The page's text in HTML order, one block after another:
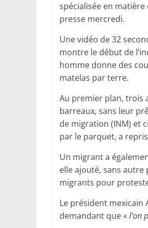
spécialisée en
presse mercredi.
Une vidéo de 32
montre le début de
homme donne des
matelas par terre.
Au premier plan, trois
barreaux, sans leur
de migration (INM) et
par le parquet, a
Un migrant a
elle ajouté, sans
migrants pour
Le président mexicain
demandant que « l’on